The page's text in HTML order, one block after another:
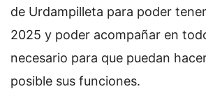
de Urdampilleta para poder
2025 y poder acompañar en
necesario para que puedan
posible sus funciones.